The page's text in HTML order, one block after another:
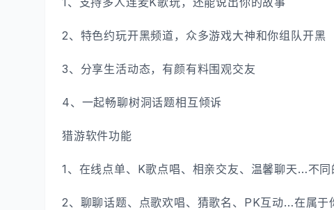
2、特色约玩开黑频道，众多游戏大神和你组队开黑
3、分享生活动态，有颜有料围观交友
4、一起畅聊树洞话题相互倾诉
猎游软件功能
1、在线点单、K歌点唱、相亲交友、温馨聊天…不
2、聊聊话题、点歌欢唱、猜歌名、PK互动…在属于